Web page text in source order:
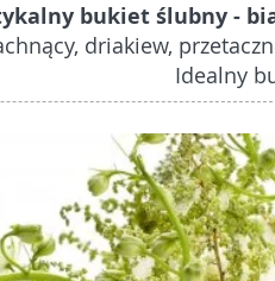
bukiet ślubny -
driakiew,
Idealny